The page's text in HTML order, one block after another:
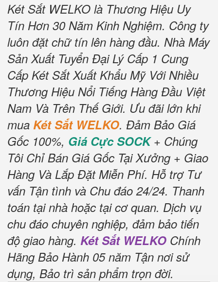
Két Sắt WELKO là Thương Hiệu Uy
Tín Hơn 30 Năm Kinh Nghiệm. Công ty
luôn đặt chữ tín lên hàng đầu. Nhà Máy
Sản Xuất Tuyển Đại Lý Cấp 1 Cung
Cấp Két Sắt Xuất Khẩu Mỹ Với Nhiều
Thương Hiệu Nổi Tiếng Hàng Đầu Việt
Nam Và Trên Thế Giới. Ưu đãi lớn khi
mua Két Sắt WELKO. Đảm Bảo Giá
Gốc 100%, Giá Cực SOCK+ Chúng
Tôi Chỉ Bán Giá Gốc Tại Xưởng + Giao
Hàng Và Lắp Đặt Miễn Phí. Hỗ trợ Tư
vấn Tận tình và Chu đáo 24/24. Thanh
toán tại nhà hoặc tại cơ quan. Dịch vụ
chu đáo chuyên nghiệp, đảm bảo tiến
độ giao hàng. Két Sắt WELKO Chính
Hãng Bảo Hành 05 năm Tận nơi sử
dụng, Bảo trì sản phẩm trọn đời.